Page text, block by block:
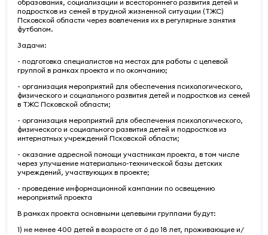
образования, социализации и всестороннего развития детей и
подростков из семей в трудной жизненной ситуации (ТЖС)
Псковской области через вовлечения их в регулярные занятия
футболом.
Задачи:
- подготовка специалистов на местах для работы с целевой
группой в рамках проекта и по окончанию;
- организация мероприятий для обеспечения психологического,
физического и социального развития детей и подростков из семей
в ТЖС Псковской области;
- организация мероприятий для обеспечения психологического,
физического и социального развития детей и подростков из
интернатных учреждений Псковской области;
- оказание адресной помощи участникам проекта, в том числе
через улучшение материально-технической базы детских
учреждений, участвующих в проекте;
- проведение информационной кампании по освещению
мероприятий проекта
В рамках проекта основными целевыми группами будут:
1) не менее 400 детей в возрасте от 6 до 18 лет, проживающие и/